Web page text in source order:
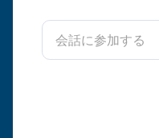
見えるもの5つ（